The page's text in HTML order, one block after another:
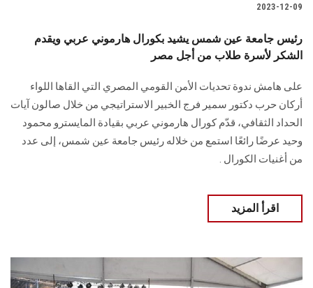
2023-12-09
رئيس جامعة عين شمس يشيد بكورال هارموني عربي ويقدم
الشكر لأسرة طلاب من أجل مصر
على هامش ندوة تحديات الأمن القومي المصري التي القاها اللواء
أركان حرب دكتور سمير فرج الخبير الاستراتيجي من خلال صالون آيات
الحداد الثقافي، قدّم كورال هارموني عربي بقيادة المايسترو محمود
وحيد عرضًا رائعًا استمع من خلاله رئيس جامعة عين شمس، إلى عدد
من أغنيات الكورال .
اقرأ المزيد